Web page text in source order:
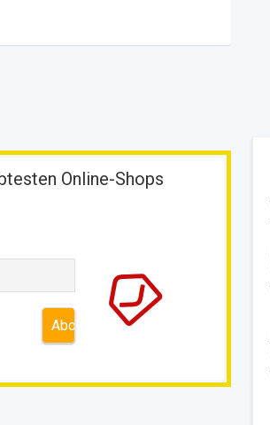
Online-Shops